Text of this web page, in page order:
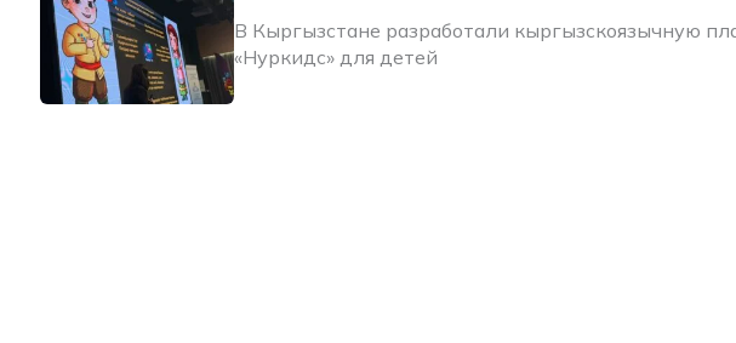
В Кыргызстане разработали кыргызскоязычную
«Нуркидс» для детей